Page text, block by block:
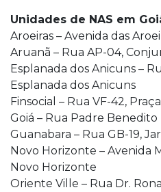
Unidades de NAS em
Aroeiras – Avenida das
Aruanã – Rua AP-04,
Esplanada dos Anicuns –
Esplanada dos Anicuns
Finsocial – Rua VF-42, Praça
Goiá – Rua Padre Benedito
Guanabara – Rua GB-19,
Novo Horizonte – Avenida
Novo Horizonte
Oriente Ville – Rua Dr.